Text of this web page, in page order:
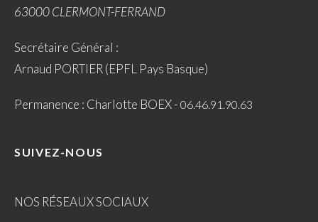
63000 CLERMONT-FERRAND
Secrétaire Général :
Arnaud PORTIER (EPFL Pays Basque)
Permanence : Charlotte BOEX -06.46.91.90.63
SUIVEZ-NOUS
NOS RÉSEAUX SOCIAUX